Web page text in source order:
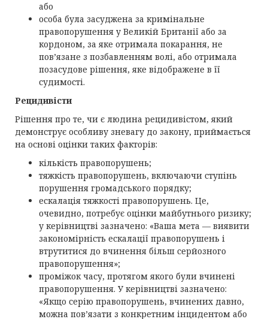
або
особа була засуджена за кримінальне
правопорушення у Великій Британії або за
кордоном, за яке отримала покарання, не
пов’язане з позбавленням волі, або отримала
позасудове рішення, яке відображене в її
судимості.
Рецидивісти
Рішення про те, чи є людина рецидивістом, який
демонструє особливу зневагу до закону, приймається
на основі оцінки таких факторів:
кількість правопорушень;
тяжкість правопорушень, включаючи ступінь
порушення громадського порядку;
ескалація тяжкості правопорушень. Це,
очевидно, потребує оцінки майбутнього ризику;
у керівництві зазначено: «Ваша мета — виявити
закономірність ескалації правопорушень і
втрутитися до вчинення більш серйозного
правопорушення»;
проміжок часу, протягом якого були вчинені
правопорушення. У керівництві зазначено:
«Якщо серію правопорушень, вчинених давно,
можна пов’язати з конкретним інцидентом або